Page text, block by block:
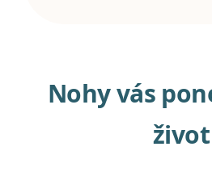
Nohy vás
život